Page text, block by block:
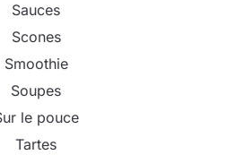
Sauces
Scones
Smoothie
Soupes
le pouce
Tartes